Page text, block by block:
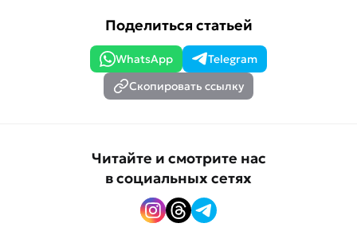
Поделиться статьей
WhatsApp
Telegram
Скопировать ссылку
Читайте и смотрите нас
в социальных сетях